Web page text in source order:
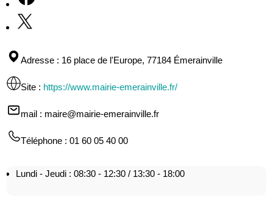
Adresse : 16 place de l'Europe, 77184 Émerainville
Site : https://www.mairie-emerainville.fr/
mail : maire@mairie-emerainville.fr
Téléphone : 01 60 05 40 00
Lundi - Jeudi : 08:30 - 12:30 / 13:30 - 18:00